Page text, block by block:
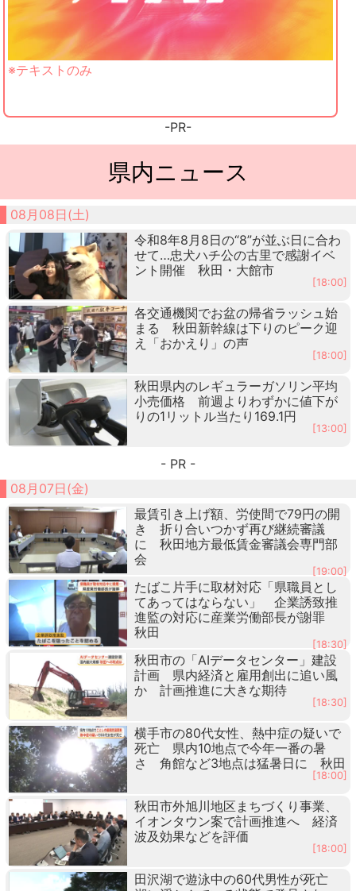
※テキストのみ
-PR-
県内ニュース
08月08日(土)
令和8年8月8日の“8”が並ぶ日に合わ
せて…忠犬ハチ公の古里で感謝イベ
ント開催 秋田・大館市
[18:00]
各交通機関でお盆の帰省ラッシュ始
まる 秋田新幹線は下りのピーク迎
え「おかえり」の声
[18:00]
秋田県内のレギュラーガソリン平均
小売価格 前週よりわずかに値下が
りの1リットル当たり169.1円
[13:00]
- PR -
08月07日(金)
最賃引き上げ額、労使間で79円の開
き 折り合いつかず再び継続審議
に 秋田地方最低賃金審議会専門部
会
[19:00]
たばこ片手に取材対応「県職員とし
てあってはならない」 企業誘致推
進監の対応に産業労働部長が謝罪
秋田
[18:30]
秋田市の「AIデータセンター」建設
計画 県内経済と雇用創出に追い風
か 計画推進に大きな期待
[18:30]
横手市の80代女性、熱中症の疑いで
死亡 県内10地点で今年一番の暑
さ 角館など3地点は猛暑日に 秋田
[18:00]
秋田市外旭川地区まちづくり事業、
イオンタウン案で計画推進へ 経済
波及効果などを評価
[18:00]
田沢湖で遊泳中の60代男性が死亡